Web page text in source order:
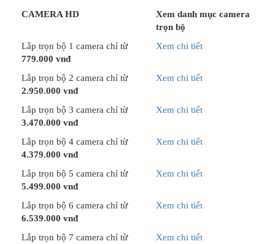
CAMERA HD
Xem danh mục camera
trọn bộ
Lắp trọn bộ 1 camera chỉ từ
779.000 vnđ
Xem chi tiết
Lắp trọn bộ 2 camera chỉ từ
2.950.000 vnđ
Xem chi tiết
Lắp trọn bộ 3 camera chỉ từ
3.470.000 vnđ
Xem chi tiết
Lắp trọn bộ 4 camera chỉ từ
4.379.000 vnđ
Xem chi tiết
Lắp trọn bộ 5 camera chỉ từ
5.499.000 vnđ
Xem chi tiết
Lắp trọn bộ 6 camera chỉ từ
6.539.000 vnđ
Xem chi tiết
Lắp trọn bộ 7 camera chỉ từ
Xem chi tiết